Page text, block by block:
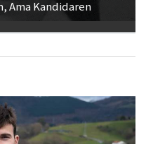
Ama Kandidaren